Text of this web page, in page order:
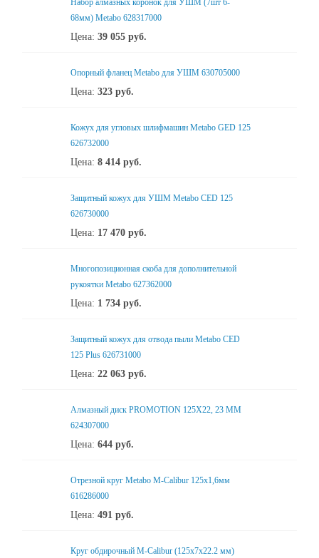
Набор алмазных коронок для УШМ (7шт 6-
68мм) Metabo 628317000
Цена: 39 055 руб.
Опорный фланец Metabo для УШМ 630705000
Цена: 323 руб.
Кожух для угловых шлифмашин Metabo GED 125
626732000
Цена: 8 414 руб.
Защитный кожух для УШМ Metabo CED 125
626730000
Цена: 17 470 руб.
Многопозиционная скоба для дополнительной
рукоятки Metabo 627362000
Цена: 1 734 руб.
Защитный кожух для отвода пыли Metabo CED
125 Plus 626731000
Цена: 22 063 руб.
Алмазный диск PROMOTION 125X22, 23 ММ
624307000
Цена: 644 руб.
Отрезной круг Metabo M-Calibur 125x1,6мм
616286000
Цена: 491 руб.
Круг обдирочный M-Calibur (125x7х22.2 мм)